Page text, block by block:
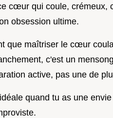
cœur qui coule, crémeux,
obsession ultime.
que maîtriser le cœur
c'est un
active, pas une de
quand tu as une